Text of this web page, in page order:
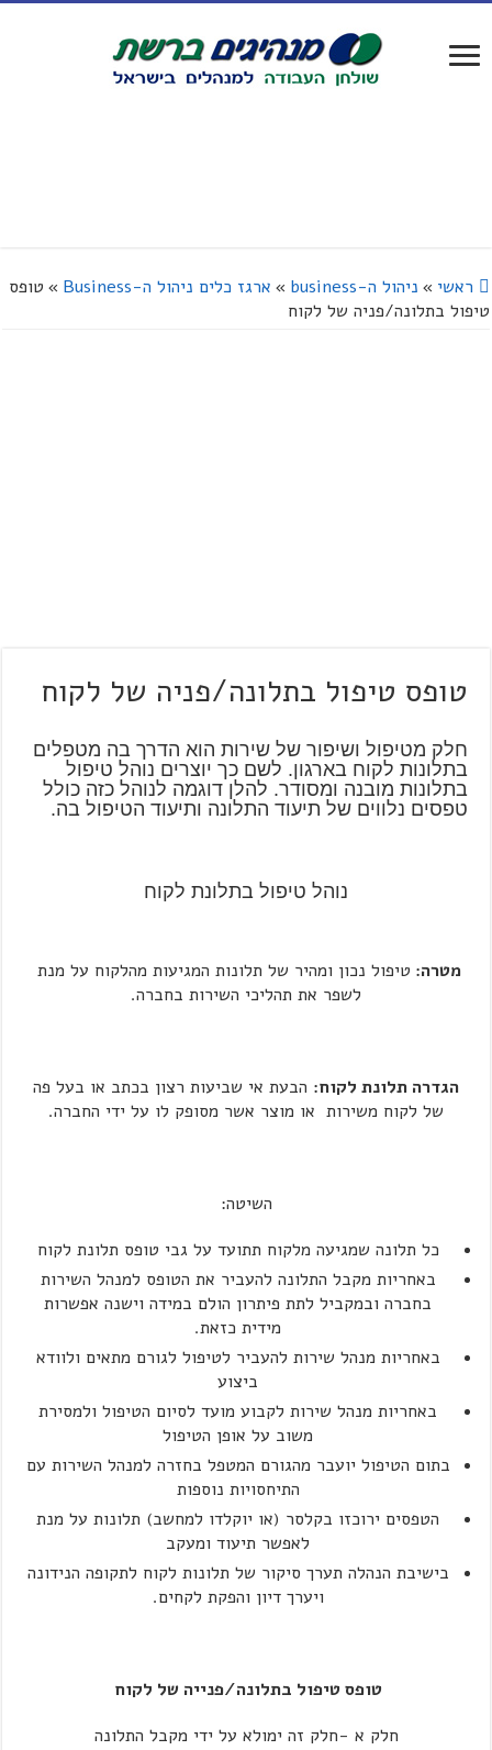
ראשי » ניהול ה-business » ארגז כלים ניהול ה-Business » טופס
טיפול בתלונה/פניה של לקוח
טופס טיפול בתלונה/פניה של לקוח
חלק מטיפול ושיפור של שירות הוא הדרך בה מטפלים
בתלונות לקוח בארגון. לשם כך יוצרים נוהל טיפול
בתלונות מובנה ומסודר. להלן דוגמה לנוהל כזה כולל
טפסים נלווים של תיעוד התלונה ותיעוד הטיפול בה.
נוהל טיפול בתלונת לקוח
מטרה: טיפול נכון ומהיר של תלונות המגיעות מהלקוח על מנת
לשפר את תהליכי השירות בחברה.
הגדרה תלונת לקוח: הבעת אי שביעות רצון בכתב או בעל פה
של לקוח משירות או מוצר אשר מסופק לו על ידי החברה.
השיטה:
כל תלונה שמגיעה מלקוח תתועד על גבי טופס תלונת לקוח
באחריות מקבל התלונה להעביר את הטופס למנהל השירות
בחברה ובמקביל לתת פיתרון הולם במידה וישנה אפשרות
מידית כזאת.
באחריות מנהל שירות להעביר לטיפול לגורם מתאים ולוודא
ביצוע
באחריות מנהל שירות לקבוע מועד לסיום הטיפול ולמסירת
משוב על אופן הטיפול
בתום הטיפול יועבר מהגורם המטפל בחזרה למנהל השירות עם
התיחסויות נוספות
הטפסים ירוכזו בקלסר (או יוקלדו למחשב) תלונות על מנת
לאפשר תיעוד ומעקב
בישיבת הנהלה תערך סיקור של תלונות לקוח לתקופה הנידונה
ויערך דיון והפקת לקחים.
טופס טיפול בתלונה/פנייה של לקוח
חלק א -חלק זה ימולא על ידי מקבל התלונה